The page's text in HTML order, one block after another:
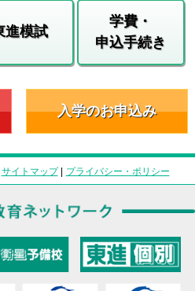
進模試
学費・
申込手続き
入学のお申込み
サイトマップ| プライバシー・ポリシー